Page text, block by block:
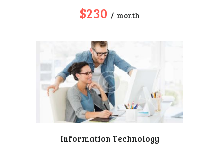
$230 month
Information Technology